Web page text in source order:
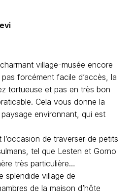
village-musée encore
forcément facile d’accès, la
tortueuse et pas en très bon
Cela vous donne la
paysage environnant, qui est
de traverser de petits
tel que Lesten et Gorno
très particulière…
splendide village de
de la maison d’hôte